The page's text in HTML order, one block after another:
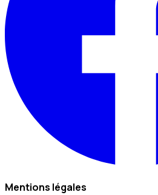
Mentions légales